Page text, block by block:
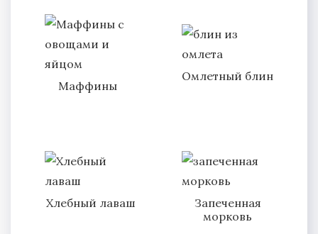
Маффины
Омлетный блин
Хлебный лаваш
Запеченная
морковь